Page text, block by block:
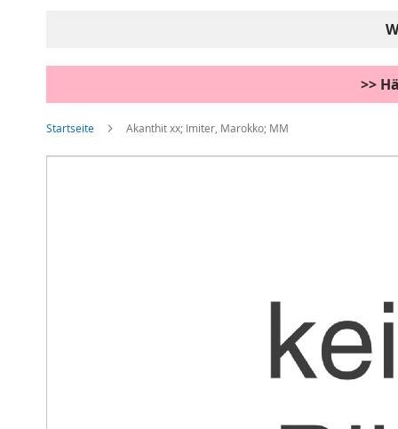
>>
Startseite Akanthit xx; Imiter, Marokko; MM
Zum